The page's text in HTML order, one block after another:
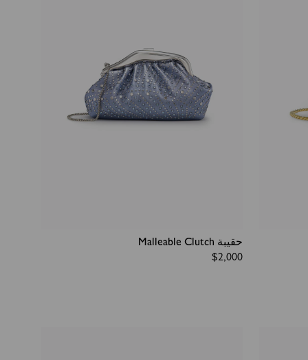
حقيبة Malleable Clutch
Regular
$2,000